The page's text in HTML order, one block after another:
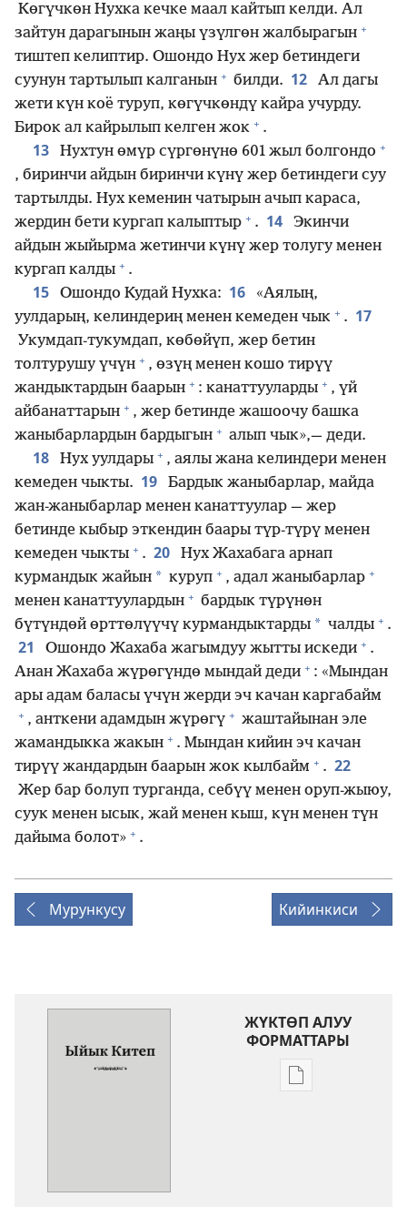
Көгүчкөн Нухка кечке маал кайтып келди. Ал
зайтун дарагынын жаңы үзүлгөн жалбырагын +
тиштеп келиптир. Ошондо Нух жер бетиндеги
суунун тартылып калганын + билди. 12
Ал дагы
жети күн коё туруп, көгүчкөндү кайра учурду.
Бирок ал кайрылып келген жок + .
13 Нухтун өмүр сүргөнүнө 601 жыл болгондо +
, биринчи айдын биринчи күнү жер бетиндеги суу
тартылды. Нух кеменин чатырын ачып караса,
жердин бети кургап калыптыр + . 14
Экинчи
айдын жыйырма жетинчи күнү жер толугу менен
кургап калды + .
15 Ошондо Кудай Нухка: 16
«Аялың,
уулдарың, келиндериң менен кемеден чык + . 17
Укумдап-тукумдап, көбөйүп, жер бетин
толтурушу үчүн + , өзүң менен кошо тирүү
жандыктардын баарын + : канаттууларды + , үй
айбанаттарын + , жер бетинде жашоочу башка
жаныбарлардын бардыгын + алып чык»,— деди.
18 Нух уулдары + , аялы жана келиндери менен
кемеден чыкты. 19
Бардык жаныбарлар, майда
жан-жаныбарлар менен канаттуулар — жер
бетинде кыбыр эткендин баары түр-түрү менен
кемеден чыкты + . 20
Нух Жахабага арнап
курмандык жайын * куруп + , адал жаныбарлар +
менен канаттуулардын + бардык түрүнөн
бүтүндөй өрттөлүүчү курмандыктарды * чалды + .
21 Ошондо Жахаба жагымдуу жытты искеди + .
Анан Жахаба жүрөгүндө мындай деди + : «Мындан
ары адам баласы үчүн жерди эч качан каргабайм
+ , анткени адамдын жүрөгү + жаштайынан эле
жамандыкка жакын + . Мындан кийин эч качан
тирүү жандардын баарын жок кылбайм + . 22
Жер бар болуп турганда, себүү менен оруп-жыюу,
суук менен ысык, жай менен кыш, күн менен түн
дайыма болот» + .
Мурункусу Кийинкиси
ЖҮКТӨП АЛУУ
ФОРМАТТАРЫ
Адабиятты